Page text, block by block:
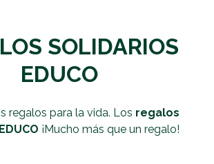
SOLIDARIOS
EDUCO
regalos para la vida. Los regalos
¡Mucho más que un regalo!